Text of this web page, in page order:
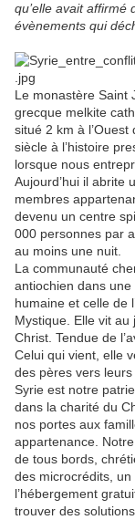
qu’elle avait affirmé
évènements qui
Le monastère Saint
grecque melkite
situé 2 km à
siècle à l’histoire
lorsque nous
Aujourd’hui il abrite
membres
devenu un centre
000 personnes par
au moins une nuit.
La communauté
antiochien dans une
humaine et celle de
Mystique. Elle vit au
Christ. Tendue de
Celui qui vient, elle
des pères vers
Syrie est notre
dans la charité du
nos portes aux
appartenance.
de tous bords,
des microcrédits, un
l’hébergement
trouver des